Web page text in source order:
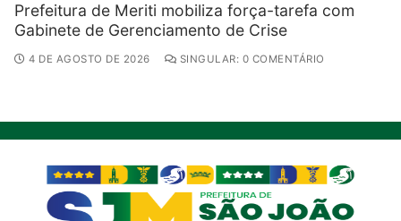
Prefeitura de Meriti mobiliza força-tarefa com
Gabinete de Gerenciamento de Crise
4 DE AGOSTO DE 2026 SINGULAR: 0 COMENTÁRIO